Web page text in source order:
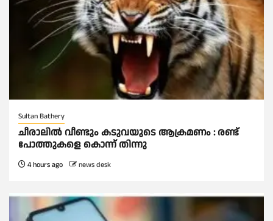
Sultan Bathery
ചീരാലിൽ വീണ്ടും കടുവയുടെ ആക്രമണം : രണ്ട്
പോത്തുകളെ കൊന്ന് തിന്നു
4 hours ago news desk